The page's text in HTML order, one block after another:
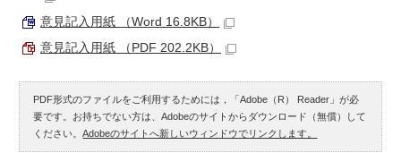
意見記入用紙 （Word 16.8KB）
意見記入用紙 （PDF 202.2KB）
PDF形式のファイルをご利用するためには，「Adobe（R） Reader」が必
要です。お持ちでない方は、Adobeのサイトからダウンロード（無償）して
ください。Adobeのサイトへ新しいウィンドウでリンクします。